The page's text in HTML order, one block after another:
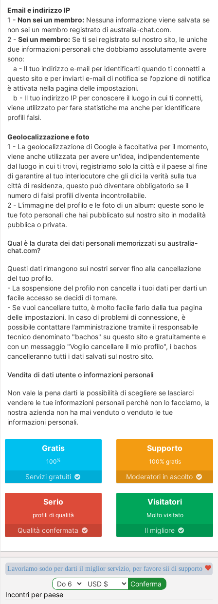
Email e indirizzo IP
1 - Non sei un membro: Nessuna informazione viene salvata se
non sei un membro registrato di australia-chat.com.
2 - Sei un membro: Se ti sei registrato sul nostro sito, le uniche
due informazioni personali che dobbiamo assolutamente avere
sono:
a - Il tuo indirizzo e-mail per identificarti quando ti connetti a
questo sito e per inviarti e-mail di notifica se l'opzione di notifica
è attivata nella pagina delle impostazioni.
b - Il tuo indirizzo IP per conoscere il luogo in cui ti connetti,
viene utilizzato per fare statistiche ma anche per identificare
profili falsi.
Geolocalizzazione e foto
1 - La geolocalizzazione di Google è facoltativa per il momento,
viene anche utilizzata per avere un'idea, indipendentemente
dal luogo in cui ti trovi, registriamo solo la città e il paese al fine
di garantire al tuo interlocutore che gli dici la verità sulla tua
città di residenza, questo può diventare obbligatorio se il
numero di falsi profili diventa incontrollabile.
2 - L'immagine del profilo e le foto di un album: queste sono le
tue foto personali che hai pubblicato sul nostro sito in modalità
pubblica o privata.
Qual è la durata dei dati personali memorizzati su australia-
chat.com?
Questi dati rimangono sui nostri server fino alla cancellazione
del tuo profilo.
- La sospensione del profilo non cancella i tuoi dati per darti un
facile accesso se decidi di tornare.
- Se vuoi cancellare tutto, è molto facile farlo dalla tua pagina
delle impostazioni. In caso di problemi di connessione, è
possibile contattare l'amministrazione tramite il responsabile
tecnico denominato "bachos" su questo sito e gratuitamente e
con un messaggio "Voglio cancellare il mio profilo", i bachos
cancelleranno tutti i dati salvati sul nostro sito.
Vendita di dati utente o informazioni personali
Non vale la pena darti la possibilità di scegliere se lasciarci
vendere le tue informazioni personali perché non lo facciamo, la
nostra azienda non ha mai venduto o venduto le tue
informazioni personali.
Gratis
100%
Servizi gratuiti
Supporto
100% gratis
Moderatori in ascolto
Serio
profili di qualità
Qualità confermata
Visitatori
Molto visitato
Il migliore
Lavoriamo sodo per darti il miglior servizio, per favore sii di supporto
Incontri per paese